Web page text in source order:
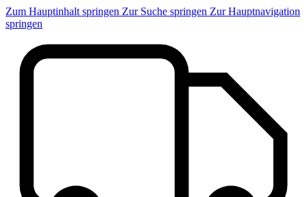
Zum Hauptinhalt springen Zur Suche springen Zur Hauptnavigation
springen